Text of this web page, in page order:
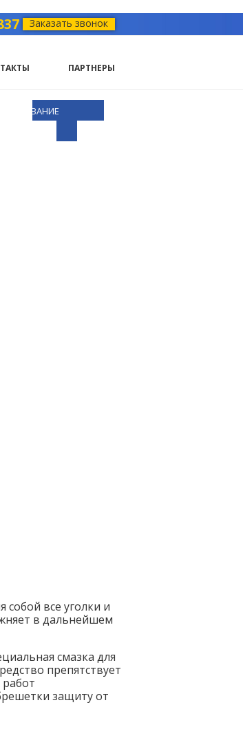
Заказать звонок
ПАРТНЕРЫ
все уголки и
в дальнейшем
смазка для
препятствует
защиту от